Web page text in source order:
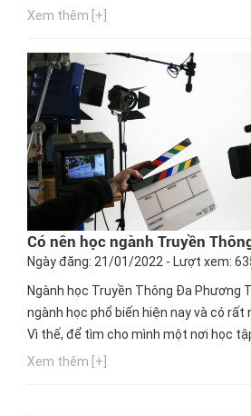
- “DŨNG CẢM ĐỂ BỨT PHÁ”.
Xem thêm [+]
Có nên học ngành Truyền
Ngày đăng: 21/01/2022 - Lượt xem:
Ngành học Truyền Thông Đa Phương
ngành học phổ biến hiện nay và có
Vì thế, để tìm cho mình một nơi học
hiểu thông tin, bạn nên chú ý đến cơ
Xem thêm [+]